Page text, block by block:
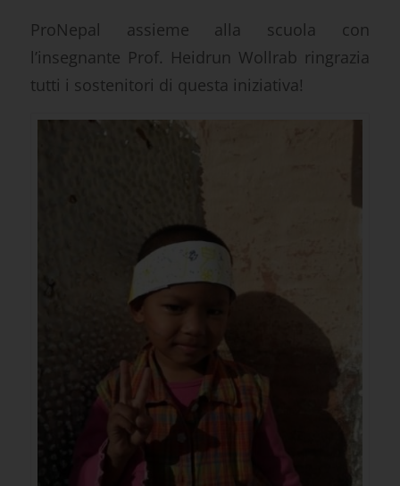
ProNepal assieme alla scuola con
l’insegnante Prof. Heidrun Wollrab ringrazia
tutti i sostenitori di questa iniziativa!